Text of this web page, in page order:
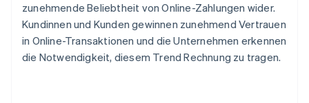
zunehmende Beliebtheit von Online-Zahlungen wider.
Kundinnen und Kunden gewinnen zunehmend Vertrauen
in Online-Transaktionen und die Unternehmen erkennen
die Notwendigkeit, diesem Trend Rechnung zu tragen.